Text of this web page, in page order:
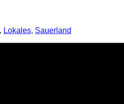
, Lokales, Sauerland